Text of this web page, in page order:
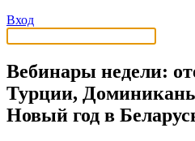
Вход
Вебинары недели:
Турции,
Новый год в